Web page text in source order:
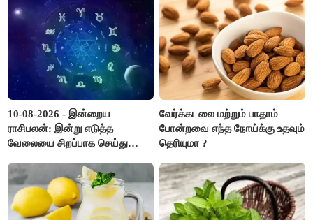
10-08-2026 - இன்றைய
ராசிபலன்: இன்று எடுத்த
வேலையை சிறப்பாக செய்து
அதே நேரத்தில் கூடுதலாக
உழைக்க வேண்டி இருக்கும்..!
வேர்க்கடலை மற்றும் பாதாம்
போன்றவை எந்த நோய்க்கு உதவும்
தெரியுமா ?